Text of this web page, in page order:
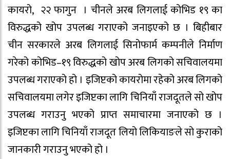
कायरो, २२ फागुन । चीनले अरब लिगलाई कोभिड १९ का
विरुद्धको खोप उपलब्ध गराएको जनाइएको छ । बिहीबार
चीन सरकारले अरब लिगलाई सिनोफार्म कम्पनीले निर्माण
गरेको कोभिड–१९ विरुद्धको खोप अरब लिगको सचिवालयमा
उपलब्ध गराएको हो । इजिप्टको कायरोमा रहेको अरब लिगको
सचिवालयमा लगेर इजिप्टका लागि चिनियाँ राजदूतले सो खोप
उपलब्ध गराउनु भएको प्राप्त समाचारमा जनाएको छ ।
इजिप्टका लागि चिनियाँ राजदूत लियो लिकियाङले सो कुराको
जानकारी गराउनु भएको हो ।